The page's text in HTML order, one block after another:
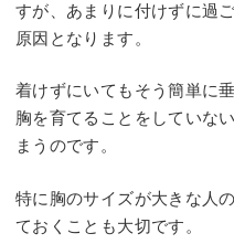
すが、あまりに付けずに過
原因となります。
着けずにいてもそう簡単に
胸を育てることをしていな
まうのです。
特に胸のサイズが大きな人
ておくことも大切です。